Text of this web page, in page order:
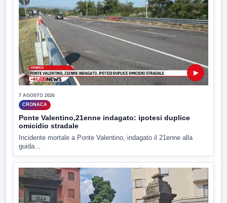
▶
7 AGOSTO 2026
CRONACA
Ponte Valentino,21enne indagato: ipotesi duplice
omicidio stradale
Incidente mortale a Ponte Valentino, indagato il 21enne alla
guida...